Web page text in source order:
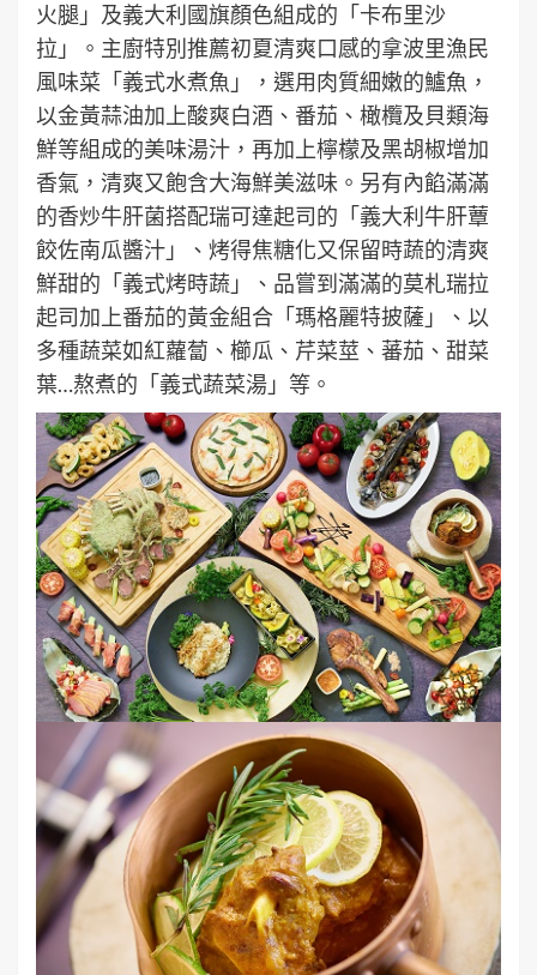
火腿」及義大利國旗顏色組成的「卡布里沙
拉」。主廚特別推薦初夏清爽口感的拿波里漁民
風味菜「義式水煮魚」，選用肉質細嫩的鱸魚，
以金黃蒜油加上酸爽白酒、番茄、橄欖及貝類海
鮮等組成的美味湯汁，再加上檸檬及黑胡椒增加
香氣，清爽又飽含大海鮮美滋味。另有內餡滿滿
的香炒牛肝菌搭配瑞可達起司的「義大利牛肝蕈
餃佐南瓜醬汁」、烤得焦糖化又保留時蔬的清爽
鮮甜的「義式烤時蔬」、品嘗到滿滿的莫札瑞拉
起司加上番茄的黃金組合「瑪格麗特披薩」、以
多種蔬菜如紅蘿蔔、櫛瓜、芹菜莖、蕃茄、甜菜
葉…熬煮的「義式蔬菜湯」等。